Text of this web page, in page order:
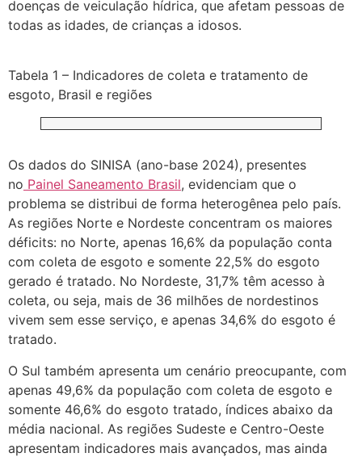
doenças de veiculação hídrica, que afetam pessoas de
todas as idades, de crianças a idosos.
Tabela 1 – Indicadores de coleta e tratamento de
esgoto, Brasil e regiões
Os dados do SINISA (ano-base 2024), presentes
no Painel Saneamento Brasil, evidenciam que o
problema se distribui de forma heterogênea pelo país.
As regiões Norte e Nordeste concentram os maiores
déficits: no Norte, apenas 16,6% da população conta
com coleta de esgoto e somente 22,5% do esgoto
gerado é tratado. No Nordeste, 31,7% têm acesso à
coleta, ou seja, mais de 36 milhões de nordestinos
vivem sem esse serviço, e apenas 34,6% do esgoto é
tratado.
O Sul também apresenta um cenário preocupante, com
apenas 49,6% da população com coleta de esgoto e
somente 46,6% do esgoto tratado, índices abaixo da
média nacional. As regiões Sudeste e Centro-Oeste
apresentam indicadores mais avançados, mas ainda